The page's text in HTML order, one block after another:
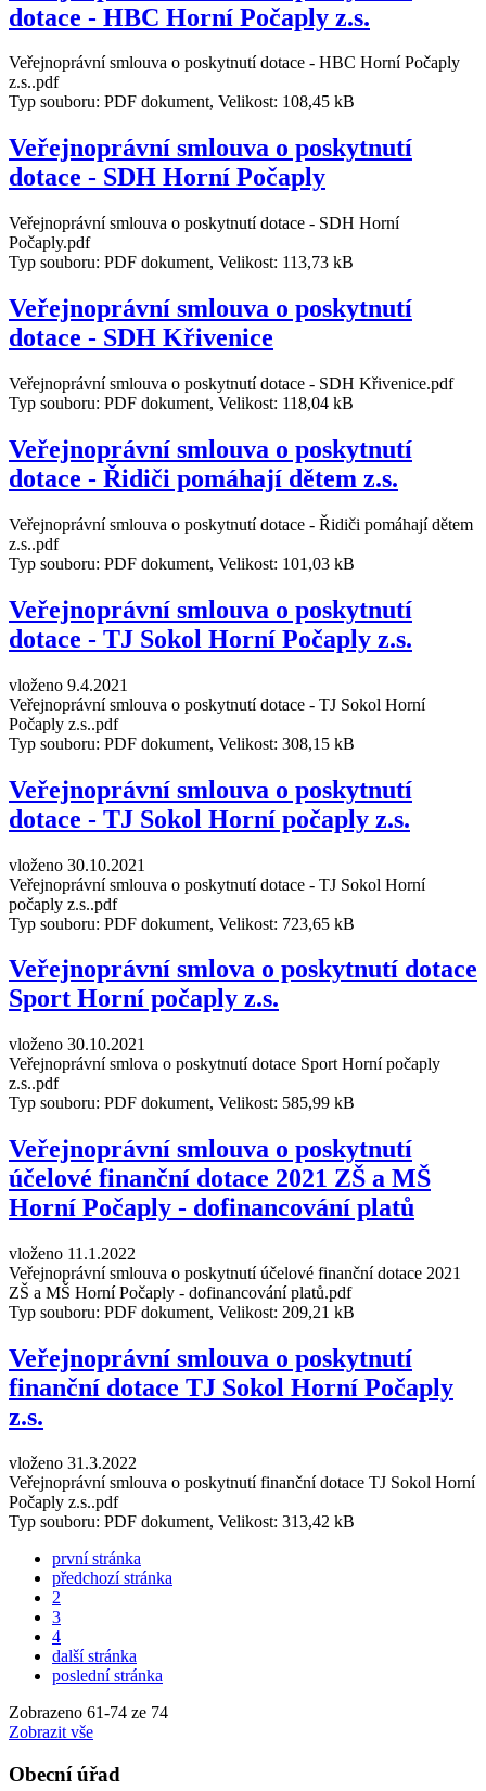
dotace - HBC Horní Počaply z.s.
Veřejnoprávní smlouva o poskytnutí dotace - HBC Horní Počaply
z.s..pdf
Typ souboru: PDF dokument, Velikost: 108,45 kB
Veřejnoprávní smlouva o poskytnutí
dotace - SDH Horní Počaply
Veřejnoprávní smlouva o poskytnutí dotace - SDH Horní
Počaply.pdf
Typ souboru: PDF dokument, Velikost: 113,73 kB
Veřejnoprávní smlouva o poskytnutí
dotace - SDH Křivenice
Veřejnoprávní smlouva o poskytnutí dotace - SDH Křivenice.pdf
Typ souboru: PDF dokument, Velikost: 118,04 kB
Veřejnoprávní smlouva o poskytnutí
dotace - Řidiči pomáhají dětem z.s.
Veřejnoprávní smlouva o poskytnutí dotace - Řidiči pomáhají dětem
z.s..pdf
Typ souboru: PDF dokument, Velikost: 101,03 kB
Veřejnoprávní smlouva o poskytnutí
dotace - TJ Sokol Horní Počaply z.s.
vloženo 9.4.2021
Veřejnoprávní smlouva o poskytnutí dotace - TJ Sokol Horní
Počaply z.s..pdf
Typ souboru: PDF dokument, Velikost: 308,15 kB
Veřejnoprávní smlouva o poskytnutí
dotace - TJ Sokol Horní počaply z.s.
vloženo 30.10.2021
Veřejnoprávní smlouva o poskytnutí dotace - TJ Sokol Horní
počaply z.s..pdf
Typ souboru: PDF dokument, Velikost: 723,65 kB
Veřejnoprávní smlova o poskytnutí dotace
Sport Horní počaply z.s.
vloženo 30.10.2021
Veřejnoprávní smlova o poskytnutí dotace Sport Horní počaply
z.s..pdf
Typ souboru: PDF dokument, Velikost: 585,99 kB
Veřejnoprávní smlouva o poskytnutí
účelové finanční dotace 2021 ZŠ a MŠ
Horní Počaply - dofinancování platů
vloženo 11.1.2022
Veřejnoprávní smlouva o poskytnutí účelové finanční dotace 2021
ZŠ a MŠ Horní Počaply - dofinancování platů.pdf
Typ souboru: PDF dokument, Velikost: 209,21 kB
Veřejnoprávní smlouva o poskytnutí
finanční dotace TJ Sokol Horní Počaply
z.s.
vloženo 31.3.2022
Veřejnoprávní smlouva o poskytnutí finanční dotace TJ Sokol Horní
Počaply z.s..pdf
Typ souboru: PDF dokument, Velikost: 313,42 kB
první stránka
předchozí stránka
2
3
4
další stránka
poslední stránka
Zobrazeno 61-74 ze 74
Zobrazit vše
Obecní úřad